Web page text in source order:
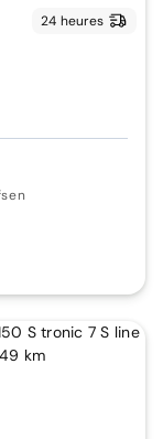
24 heures